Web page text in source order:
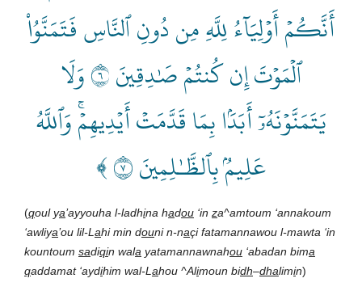
أَنَّكُمۡ أَوۡلِيَآءُ لِلَّهِ مِن دُونِ ٱلنَّاسِ فَتَمَنَّوُاْ
ٱلۡمَوۡتَ إِن كُنتُمۡ صَٰدِقِينَ ٦ وَلَا
يَتَمَنَّوۡنَهُۥٓ أَبَدَۢا بِمَا قَدَّمَتۡ أَيۡدِيهِمۡۚ وَٱللَّهُ
عَلِيمُۢ بِٱلظَّـٰلِمِينَ ٧ ﴾
(qoul ya’ayyouha l-ladhina hadou ‘in za^amtoum ‘annakoum
‘awliya’ou lil-L ahi min douni n-naçi fatamannawou l-mawta ‘in
kountoum sadiqin wala yatamannawnahou ‘abadan bima
qaddamat ‘aydihim wal-L ahou ^Alimoun bidh–dhalimin)